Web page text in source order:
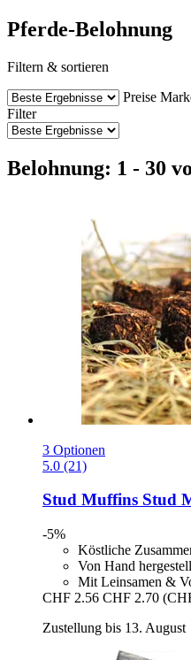
Pferde-Belohnung
Filtern & sortieren
Preise
Filter
Belohnung: 1 - 30
3 Optionen
5.0 (21)
Stud Muffins Stud
-5%
Köstliche
Von Hand
Mit Leinsamen &
CHF 2.56 CHF 2.70
Zustellung bis 13. August